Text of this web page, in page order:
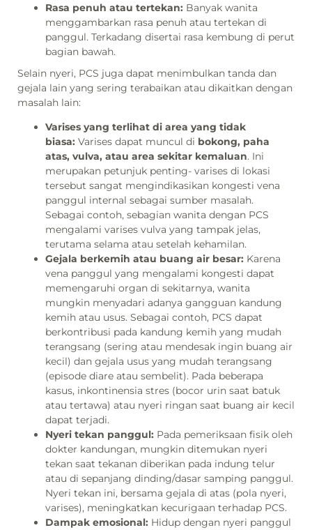
Rasa penuh atau tertekan: Banyak wanita
menggambarkan rasa penuh atau tertekan di
panggul. Terkadang disertai rasa kembung di perut
bagian bawah.
Selain nyeri, PCS juga dapat menimbulkan tanda dan
gejala lain yang sering terabaikan atau dikaitkan dengan
masalah lain:
Varises yang terlihat di area yang tidak
biasa: Varises dapat muncul di bokong, paha
atas, vulva, atau area sekitar kemaluan. Ini
merupakan petunjuk penting- varises di lokasi
tersebut sangat mengindikasikan kongesti vena
panggul internal sebagai sumber masalah.
Sebagai contoh, sebagian wanita dengan PCS
mengalami varises vulva yang tampak jelas,
terutama selama atau setelah kehamilan.
Gejala berkemih atau buang air besar: Karena
vena panggul yang mengalami kongesti dapat
memengaruhi organ di sekitarnya, wanita
mungkin menyadari adanya gangguan kandung
kemih atau usus. Sebagai contoh, PCS dapat
berkontribusi pada kandung kemih yang mudah
terangsang (sering atau mendesak ingin buang air
kecil) dan gejala usus yang mudah terangsang
(episode diare atau sembelit). Pada beberapa
kasus, inkontinensia stres (bocor urin saat batuk
atau tertawa) atau nyeri ringan saat buang air kecil
dapat terjadi.
Nyeri tekan panggul: Pada pemeriksaan fisik oleh
dokter kandungan, mungkin ditemukan nyeri
tekan saat tekanan diberikan pada indung telur
atau di sepanjang dinding/dasar samping panggul.
Nyeri tekan ini, bersama gejala di atas (pola nyeri,
varises), meningkatkan kecurigaan terhadap PCS.
Dampak emosional: Hidup dengan nyeri panggul